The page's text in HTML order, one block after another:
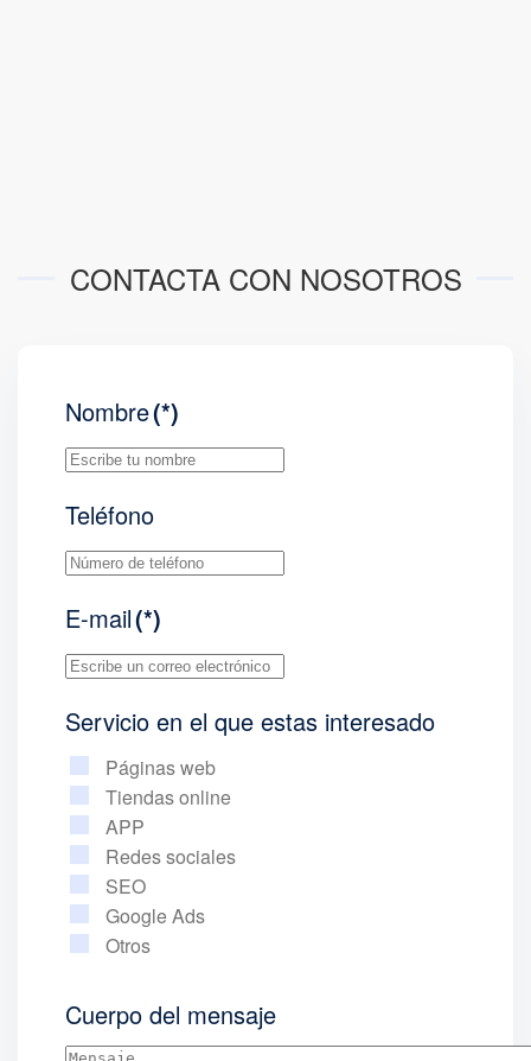
CONTACTA CON NOSOTROS
Nombre(*)
Teléfono
E-mail(*)
Servicio en el que estas interesado
Páginas web
Tiendas online
APP
Redes sociales
SEO
Google Ads
Otros
Cuerpo del mensaje